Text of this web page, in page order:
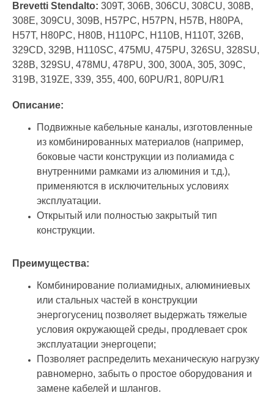
Brevetti Stendalto: 309T, 306B, 306CU, 308CU, 308B,
308E, 309CU, 309B, H57PC, H57PN, H57B, H80PA,
H57T, H80PC, H80B, H110PC, H110B, H110T, 326B,
329CD, 329B, H110SC, 475MU, 475PU, 326SU, 328SU,
328B, 329SU, 478MU, 478PU, 300, 300A, 305, 309C,
319B, 319ZE, 339, 355, 400, 60PU/R1, 80PU/R1
Описание:
Подвижные кабельные каналы, изготовленные
из комбинированных материалов (например,
боковые части конструкции из полиамида с
внутренними рамками из алюминия и т.д.),
применяются в исключительных условиях
эксплуатации.
Открытый или полностью закрытый тип
конструкции.
Преимущества:
Комбинирование полиамидных, алюминиевых
или стальных частей в конструкции
энергогусениц позволяет выдержать тяжелые
условия окружающей среды, продлевает срок
эксплуатации энергоцепи;
Позволяет распределить механическую нагрузку
равномерно, забыть о простое оборудования и
замене кабелей и шлангов.